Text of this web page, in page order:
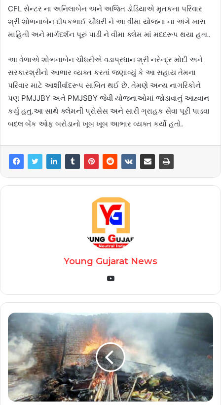
CFL સેન્ટર ના અનિલાબેન અને અજિત ડોડિયાએ મૃતકના પરિવાર
શ્રી શોભનાબેન દીપકભાઈ ચૌધરી ને આ વીમા યોજના ના અંગે ખાસ
માહિતી અને માર્ગદર્શન પૂરું પાડી ને વીમા ક્લેમ માં મદદરૂપ થયા હતા.
આ વેળાએ શોભનાબેન ચૌધરીએ વડાપ્રધાન શ્રી નરેન્દ્ર મોદી અને
સરકારશ્રીનો આભાર વ્યક્ત કરતાં જણાવ્યું કે આ સહાય તેમના
પરિવાર માટે આશીર્વાદરૂપ સાબિત થઈ છે. તેમણે અન્ય નાગરિકોને
પણ PMJJBY અને PMJSBY જેવી યોજનાઓમાં જોડાવાનું આહ્વાન
કર્યું હતુ.આ સાથે ક્લેમની પ્રોસેસ અને સારી ગ્રાહક સેવા પૂરી પાડવા
બદલ બેંક ઓફ બરોડાનો ખૂબ ખૂબ આભાર વ્યક્ત કર્યો હતો.
Young Gujarat News
YouTube